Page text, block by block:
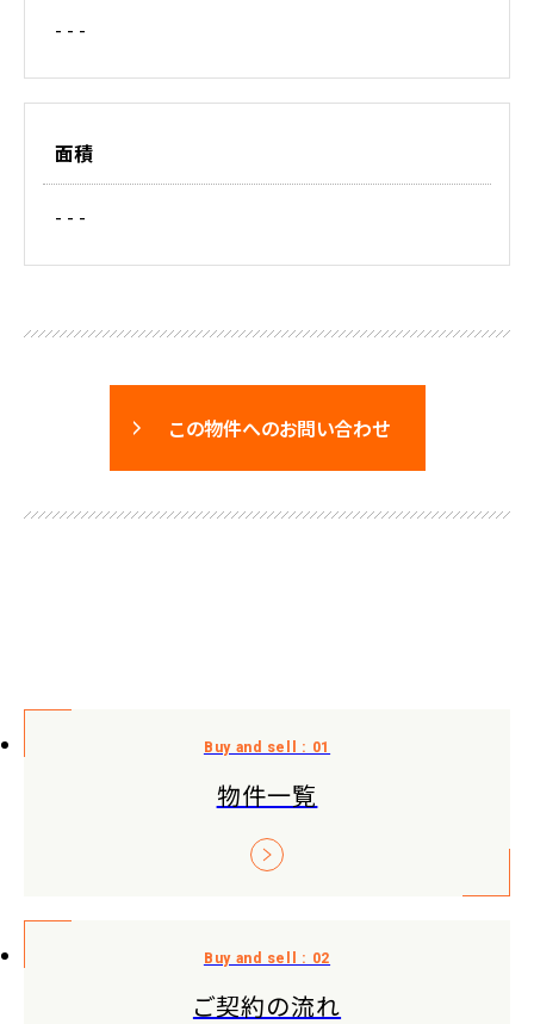
- - -
面積
- - -
この物件へのお問い合わせ
物件一覧
ご契約の流れ